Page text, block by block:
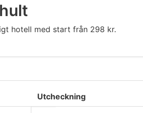
hotell med start från 298 kr.
Utcheckning